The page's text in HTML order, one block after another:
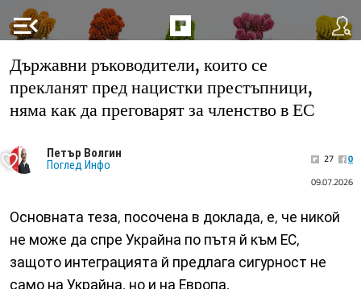
menu_open
Държавни ръководители, които се
прекланят пред нацистки престъпници,
няма как да преговарят за членство в ЕС
Петър Волгин
Поглед Инфо 27
0
09.07.2026
Основната теза, посочена в доклада, е, че никой
не може да спре Украйна по пътя й към ЕС,
защото интеграцията й предлага сигурност не